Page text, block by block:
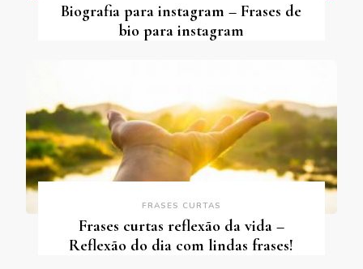
Biografia para instagram – Frases de
bio para instagram
FRASES CURTAS
Frases curtas reflexão da vida –
Reflexão do dia com lindas frases!